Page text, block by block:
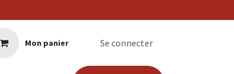
Mon panier Se connecter